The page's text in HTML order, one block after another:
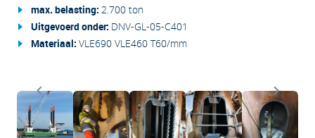
max. belasting: 2.700 ton
Uitgevoerd onder: DNV-GL-05-C401
Materiaal: VLE690 VLE460 T60/mm